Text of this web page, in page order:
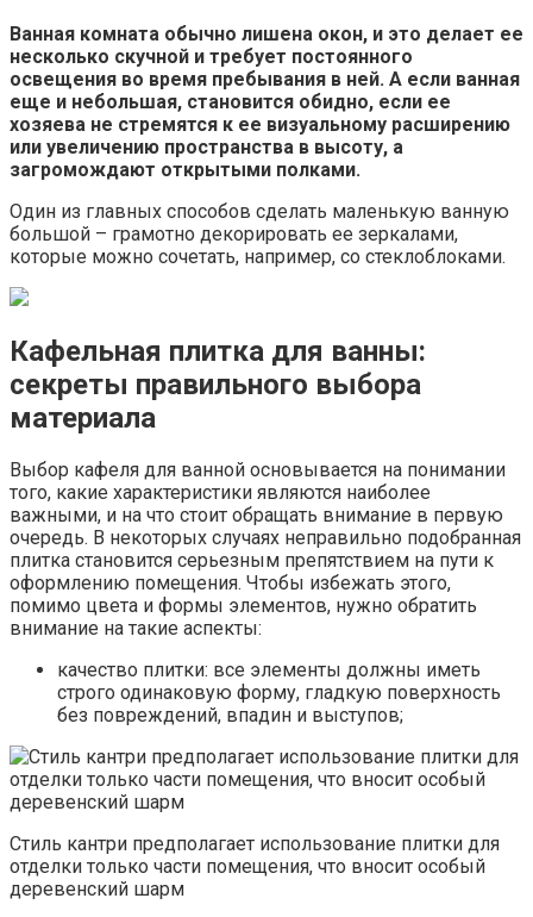
Ванная комната обычно лишена окон, и это делает ее
несколько скучной и требует постоянного
освещения во время пребывания в ней. А если ванная
еще и небольшая, становится обидно, если ее
хозяева не стремятся к ее визуальному расширению
или увеличению пространства в высоту, а
загромождают открытыми полками.
Один из главных способов сделать маленькую ванную
большой – грамотно декорировать ее зеркалами,
которые можно сочетать, например, со стеклоблоками.
Кафельная плитка для ванны:
секреты правильного выбора
материала
Выбор кафеля для ванной основывается на понимании
того, какие характеристики являются наиболее
важными, и на что стоит обращать внимание в первую
очередь. В некоторых случаях неправильно подобранная
плитка становится серьезным препятствием на пути к
оформлению помещения. Чтобы избежать этого,
помимо цвета и формы элементов, нужно обратить
внимание на такие аспекты:
качество плитки: все элементы должны иметь
строго одинаковую форму, гладкую поверхность
без повреждений, впадин и выступов;
Стиль кантри предполагает использование плитки для
отделки только части помещения, что вносит особый
деревенский шарм